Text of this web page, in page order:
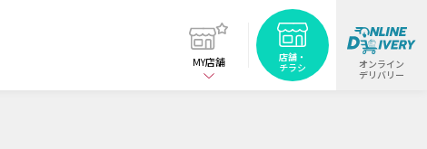
MY店舗
店舗・
チラシ
オンライン
デリバリー